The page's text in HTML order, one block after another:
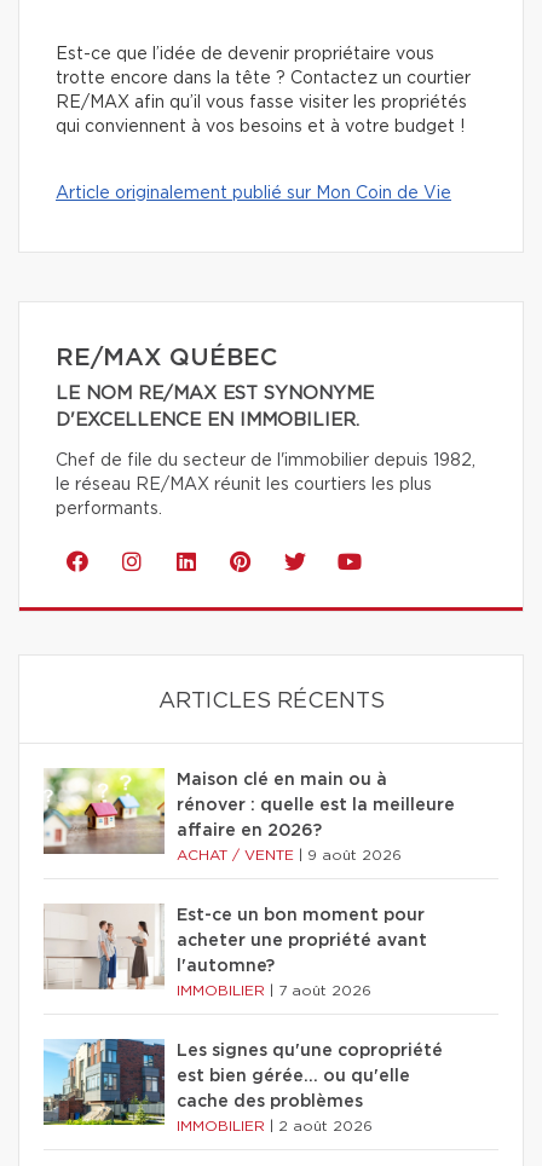
Est-ce que l’idée de devenir propriétaire vous
trotte encore dans la tête ? Contactez un courtier
RE/MAX afin qu’il vous fasse visiter les propriétés
qui conviennent à vos besoins et à votre budget !
Article originalement publié sur Mon Coin de Vie
RE/MAX QUÉBEC
LE NOM RE/MAX EST SYNONYME
D'EXCELLENCE EN IMMOBILIER.
Chef de file du secteur de l'immobilier depuis 1982,
le réseau RE/MAX réunit les courtiers les plus
performants.
ARTICLES RÉCENTS
Maison clé en main ou à
rénover : quelle est la meilleure
affaire en 2026?
ACHAT / VENTE 9 août 2026
Est-ce un bon moment pour
acheter une propriété avant
l'automne?
IMMOBILIER 7 août 2026
Les signes qu'une copropriété
est bien gérée… ou qu'elle
cache des problèmes
IMMOBILIER 2 août 2026